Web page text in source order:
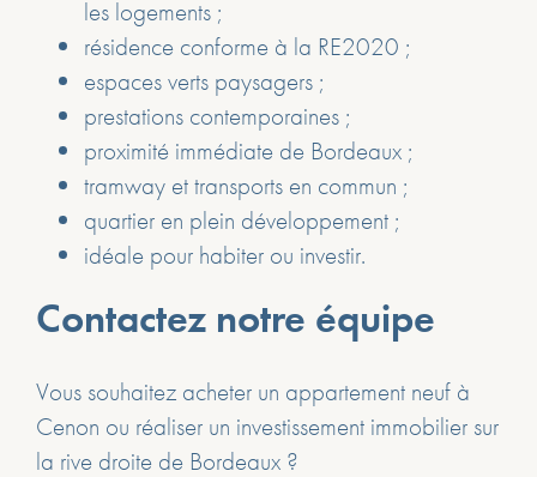
les logements ;
résidence conforme à la RE2020 ;
espaces verts paysagers ;
prestations contemporaines ;
proximité immédiate de Bordeaux ;
tramway et transports en commun ;
quartier en plein développement ;
idéale pour habiter ou investir.
Contactez notre équipe
Vous souhaitez acheter un appartement neuf à
Cenon ou réaliser un investissement immobilier sur
la rive droite de Bordeaux ?